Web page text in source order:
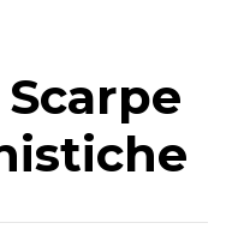
Scarpe